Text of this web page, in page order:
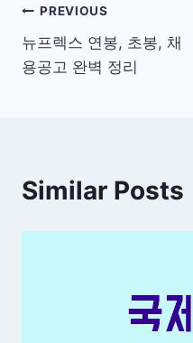
글
탐
PREVIOUS
뉴프렉스 연봉, 초봉, 채
용공고 완벽 정리
Similar Posts